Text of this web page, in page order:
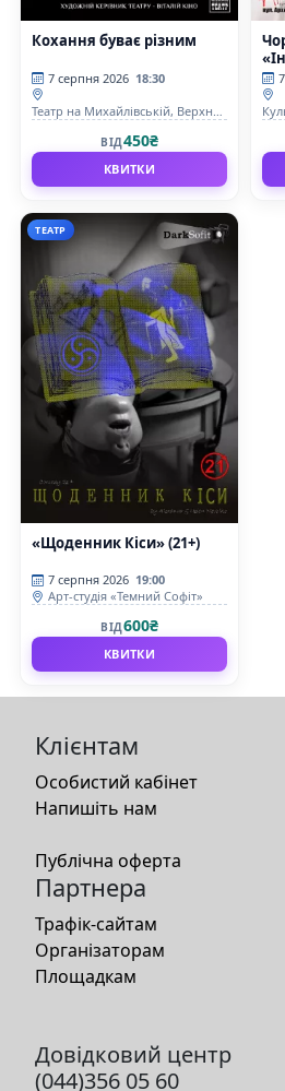
Кохання буває різним
7 серпня 2026 18:30
Театр на Михайлівській, Верхня
ВІД450₴
КВИТКИ
ТЕАТР
«Щоденник Кіси» (21+)
7 серпня 2026 19:00
Арт-студія «Темний Софіт»
ВІД600₴
КВИТКИ
Клієнтам
Особистий кабінет
Напишіть нам
Публічна оферта
Партнера
Трафік-сайтам
Організаторам
Площадкам
Довідковий центр
(044)356 05 60